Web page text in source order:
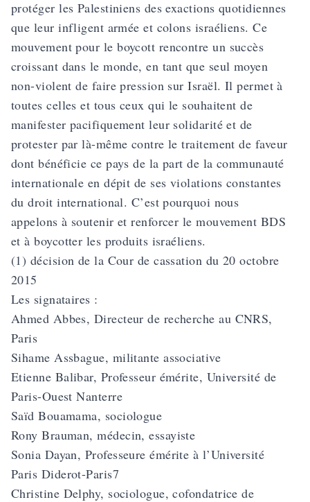
protéger les Palestiniens des exactions quotidiennes
que leur infligent armée et colons israéliens. Ce
mouvement pour le boycott rencontre un succès
croissant dans le monde, en tant que seul moyen
non-violent de faire pression sur Israël. Il permet à
toutes celles et tous ceux qui le souhaitent de
manifester pacifiquement leur solidarité et de
protester par là-même contre le traitement de faveur
dont bénéficie ce pays de la part de la communauté
internationale en dépit de ses violations constantes
du droit international. C’est pourquoi nous
appelons à soutenir et renforcer le mouvement BDS
et à boycotter les produits israéliens.
(1) décision de la Cour de cassation du 20 octobre
2015
Les signataires :
Ahmed Abbes, Directeur de recherche au CNRS,
Paris
Sihame Assbague, militante associative
Etienne Balibar, Professeur émérite, Université de
Paris-Ouest Nanterre
Saïd Bouamama, sociologue
Rony Brauman, médecin, essayiste
Sonia Dayan, Professeure émérite à l’Université
Paris Diderot-Paris7
Christine Delphy, sociologue, cofondatrice de